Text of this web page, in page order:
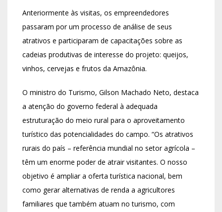
Anteriormente às visitas, os empreendedores
passaram por um processo de análise de seus
atrativos e participaram de capacitações sobre as
cadeias produtivas de interesse do projeto: queijos,
vinhos, cervejas e frutos da Amazônia.
O ministro do Turismo, Gilson Machado Neto, destaca
a atenção do governo federal à adequada
estruturação do meio rural para o aproveitamento
turístico das potencialidades do campo. “Os atrativos
rurais do país – referência mundial no setor agrícola –
têm um enorme poder de atrair visitantes. O nosso
objetivo é ampliar a oferta turística nacional, bem
como gerar alternativas de renda a agricultores
familiares que também atuam no turismo, com